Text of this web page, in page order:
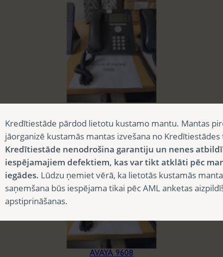
22,50€
AVAYA 9608
Kredītiestāde pārdod lietotu kustamo mantu. Mantas
jāorganizē kustamās mantas izvešana no
Kredītiestāde nenodrošina garantiju un nenes
iespējamajiem defektiem, kas var tikt atklāti pēc
iegādes. Lūdzu ņemiet vērā, ka lietotās kustamās
saņemšana būs iespējama tikai pēc AML anketas
apstiprināšanas.